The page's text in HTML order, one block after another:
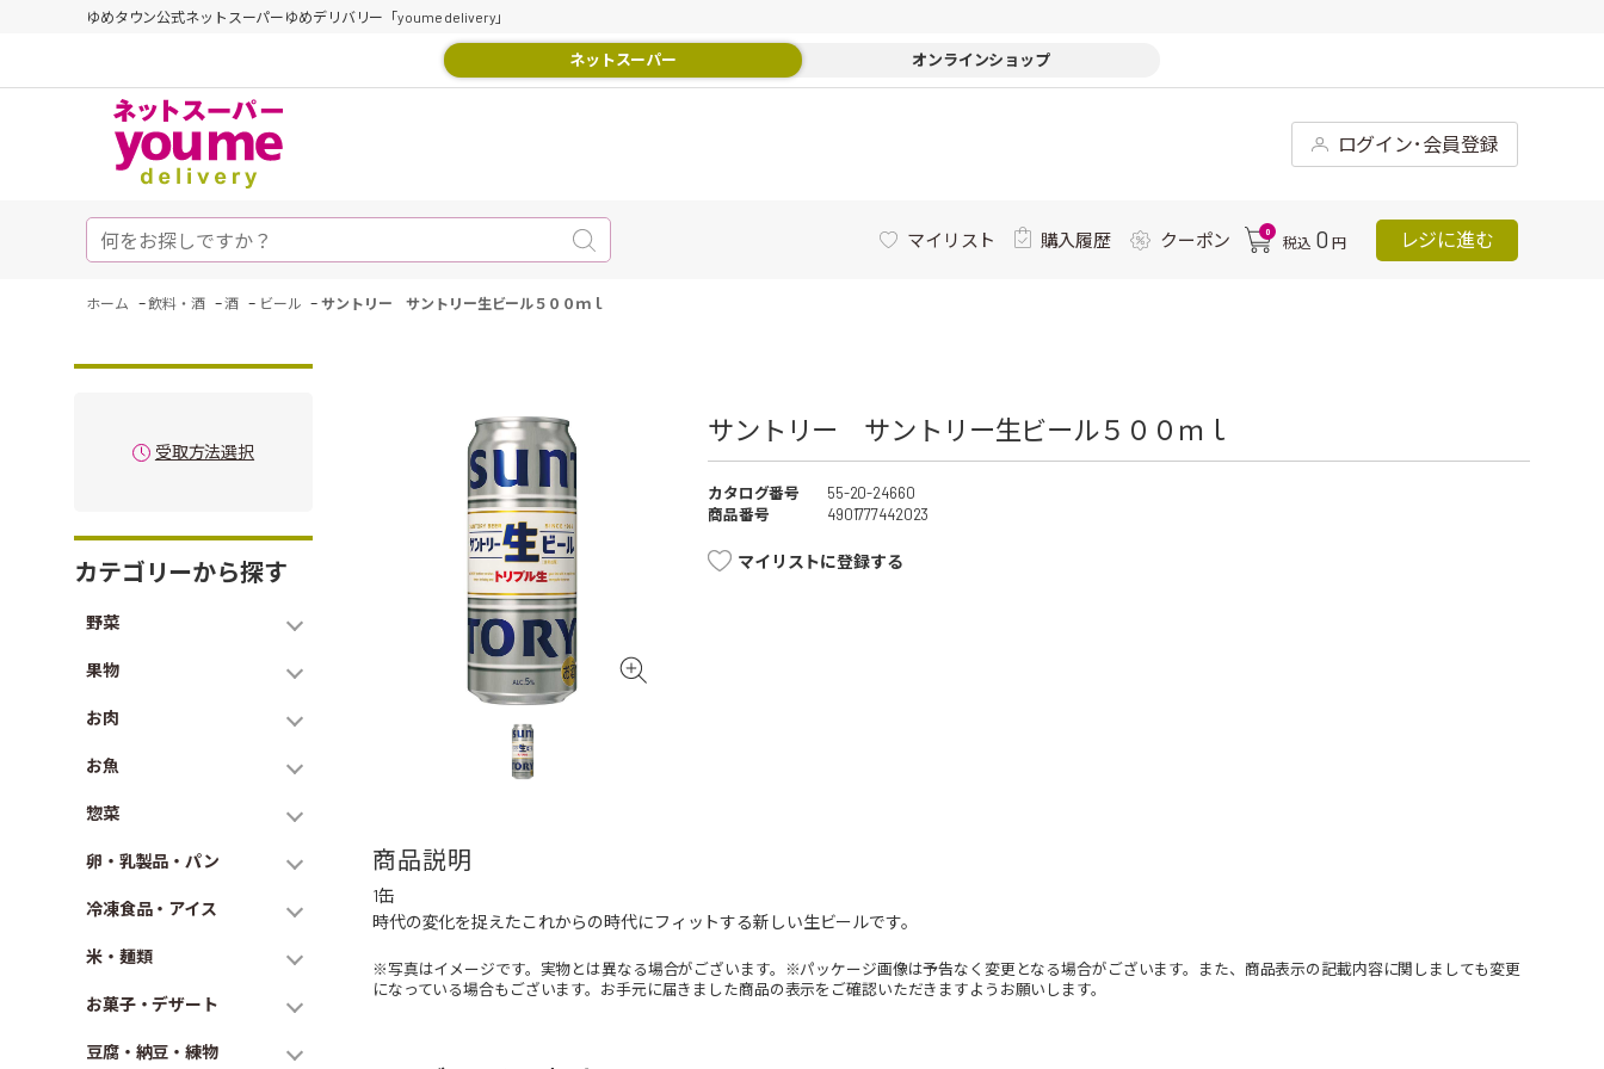
ゆめタウン公式ネットスーパーゆめデリバリー「youme delivery」
ネットスーパー オンラインショップ
ログイン･会員登録
マイリスト 購入履歴 クーポン 0
税込 0 円 レジに進む
ホーム -飲料・酒 -酒 - ビール -サントリー サントリー生ビール５００ｍｌ
受取方法選択
カテゴリーから探す
野菜
果物
お肉
お魚
惣菜
卵・乳製品・パン
冷凍食品・アイス
米・麺類
お菓子・デザート
豆腐・納豆・練物
サントリー サントリー生ビール５００ｍｌ
カタログ番号
55-20-24660
商品番号
4901777442023
マイリストに登録する
商品説明
1缶
時代の変化を捉えたこれからの時代にフィットする新しい生ビールです。
※写真はイメージです。実物とは異なる場合がございます。※パッケージ画像は予告なく変更となる場合がございます。また、商品表示の記載内容に関しましても変更
になっている場合もございます。お手元に届きました商品の表示をご確認いただきますようお願いします。